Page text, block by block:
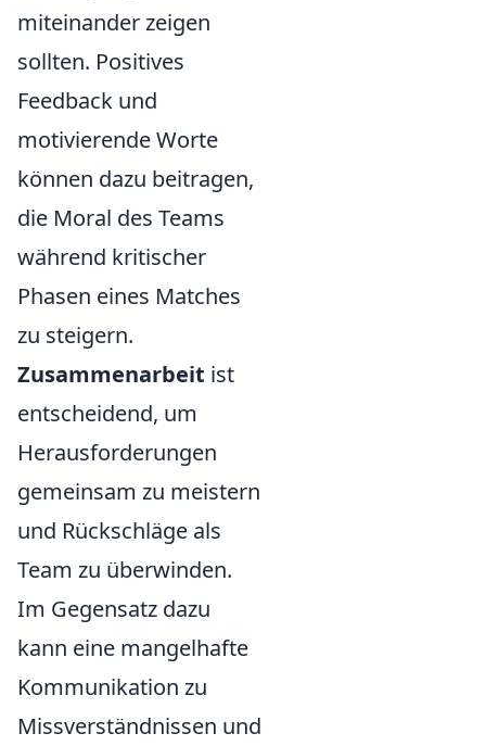
miteinander zeigen
sollten. Positives
Feedback und
motivierende Worte
können dazu beitragen,
die Moral des Teams
während kritischer
Phasen eines Matches
zu steigern.
Zusammenarbeit ist
entscheidend, um
Herausforderungen
gemeinsam zu meistern
und Rückschläge als
Team zu überwinden.
Im Gegensatz dazu
kann eine mangelhafte
Kommunikation zu
Missverständnissen und